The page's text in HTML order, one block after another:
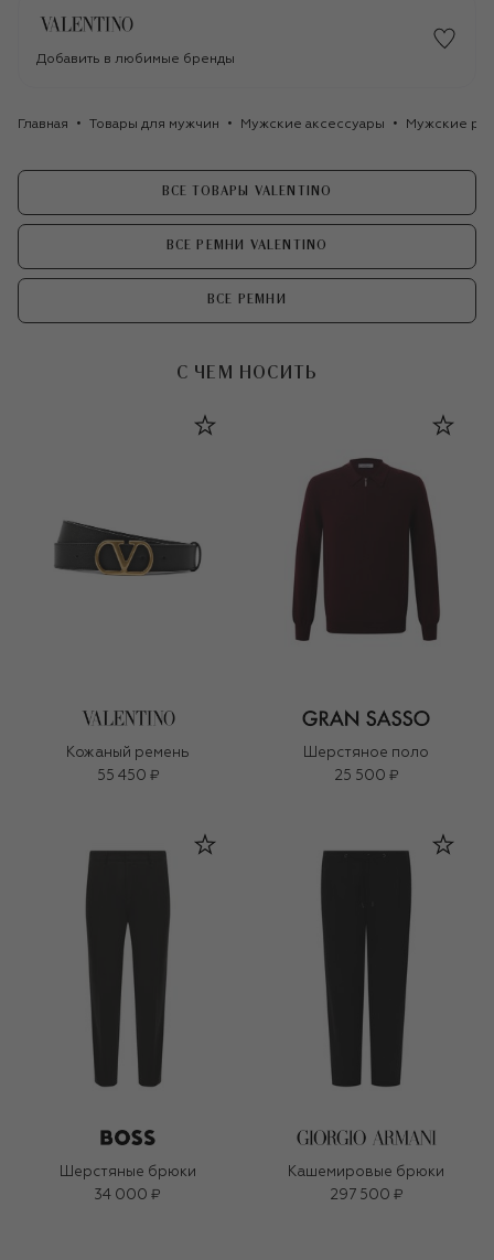
Добавить в любимые бренды
Главная Товары для мужчин Мужские аксессуары Мужские
ВСЕ ТОВАРЫ VALENTINO
ВСЕ РЕМНИ VALENTINO
ВСЕ РЕМНИ
С ЧЕМ НОСИТЬ
Кожаный ремень
55 450 ₽
Шерстяное поло
25 500 ₽
Шерстяные брюки
34 000 ₽
Кашемировые брюки
297 500 ₽